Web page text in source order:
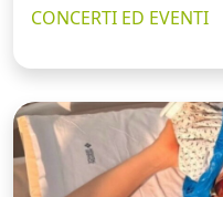
CONCERTI ED EVENTI